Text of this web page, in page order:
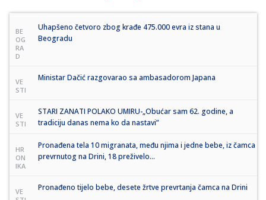
BE
OG
RA
D
Uhapšeno četvoro zbog krađe 475.000 evra iz stana u
Beogradu
VE
STI
Ministar Dačić razgovarao sa ambasadorom Japana
VE
STI
STARI ZANATI POLAKO UMIRU-„Obućar sam 62. godine, a
tradiciju danas nema ko da nastavi”
HR
ON
IKA
Pronađena tela 10 migranata, među njima i jedne bebe, iz čamca
prevrnutog na Drini, 18 preživelo...
VE
Pronađeno tijelo bebe, desete žrtve prevrtanja čamca na Drini